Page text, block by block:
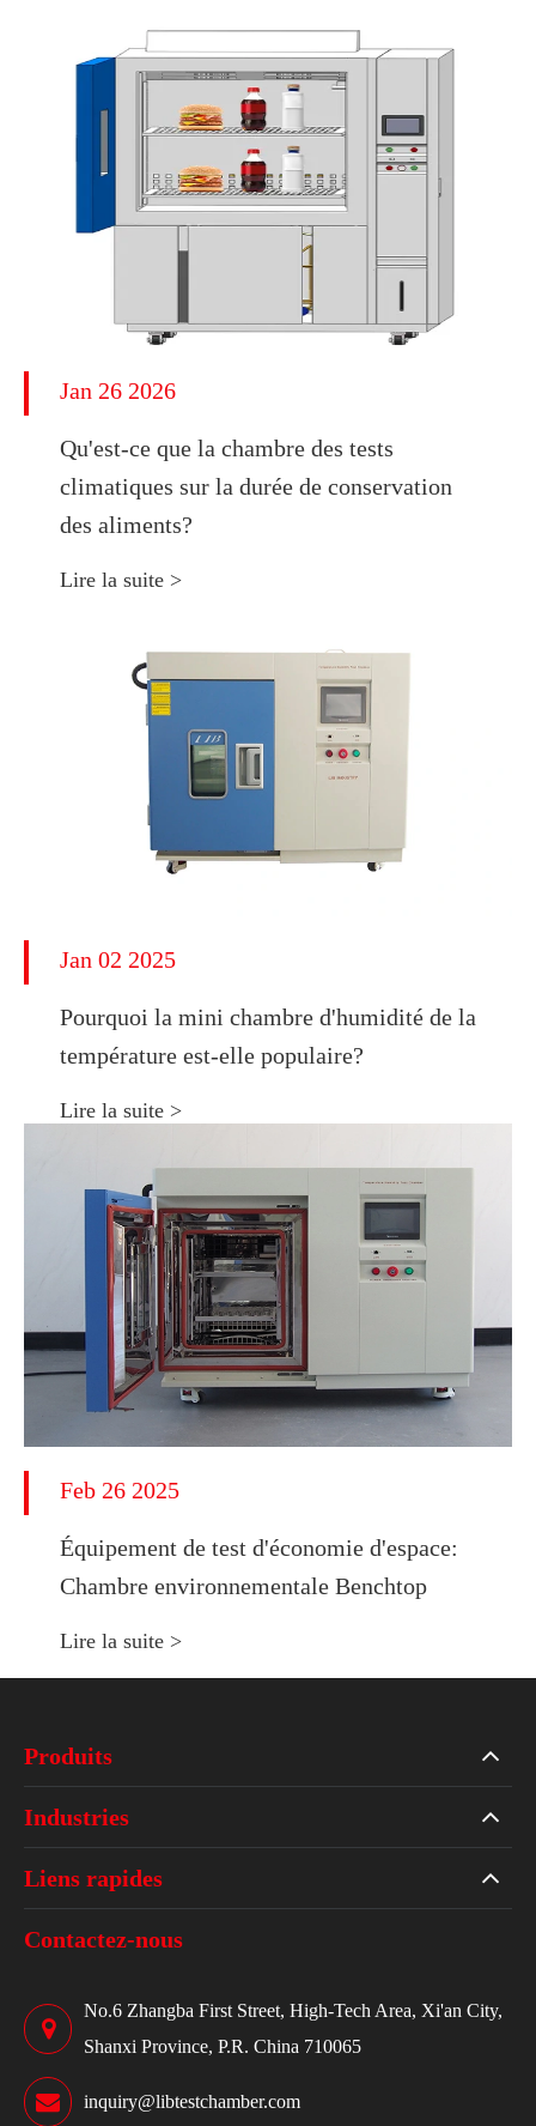
Jan 26 2026
Qu'est-ce que la chambre des tests
climatiques sur la durée de conservation
des aliments?
Lire la suite >
Jan 02 2025
Pourquoi la mini chambre d'humidité de la
température est-elle populaire?
Lire la suite >
Feb 26 2025
Équipement de test d'économie d'espace:
Chambre environnementale Benchtop
Lire la suite >
Produits
Industries
Liens rapides
Contactez-nous
No.6 Zhangba First Street, High-Tech Area, Xi'an City,
Shanxi Province, P.R. China 710065
inquiry@libtestchamber.com